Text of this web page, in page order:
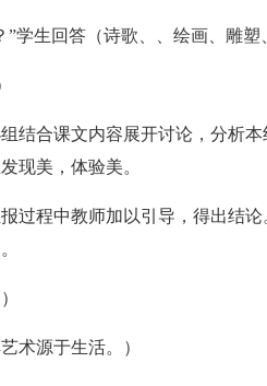
”学生回答（诗歌、、绘画、雕
结合课文内容展开讨论，分析
现美，体验美。
过程中教师加以引导，得出结论
术源于生活。）